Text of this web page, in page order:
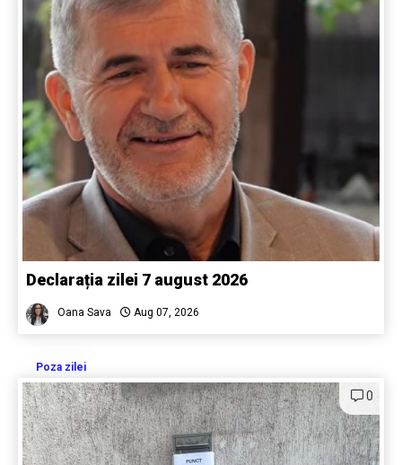
Declarația zilei 7 august 2026
Oana Sava Aug 07, 2026
Poza zilei
0